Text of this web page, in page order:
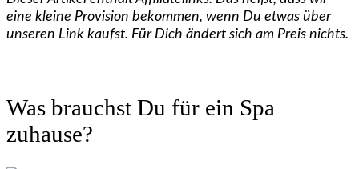
eine kleine Provision bekommen, wenn Du etwas über
unseren Link kaufst. Für Dich ändert sich am Preis nichts.
Was brauchst Du für ein Spa
zuhause?